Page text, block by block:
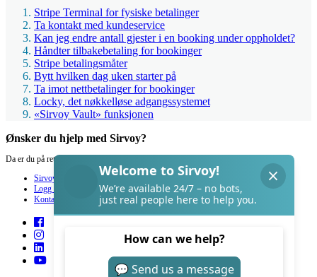
Stripe Terminal for fysiske betalinger
Ta kontakt med kundeservice
Kan jeg endre antall gjester i en booking under oppholdet?
Håndter tilbakebetaling for bookinger
Stripe betalingsmåter
Bytt hvilken dag uken starter på
Ta imot nettbetalinger for bookinger
Locky, det nøkkelløse adgangssystemet
«Sirvoy Vault» funksjonen
Ønsker du hjelp med Sirvoy?
Da er du på rett sted.
Sirvoy
Logg inn
Kontakt